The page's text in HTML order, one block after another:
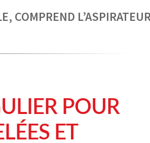
COMPREND
POUR
ET